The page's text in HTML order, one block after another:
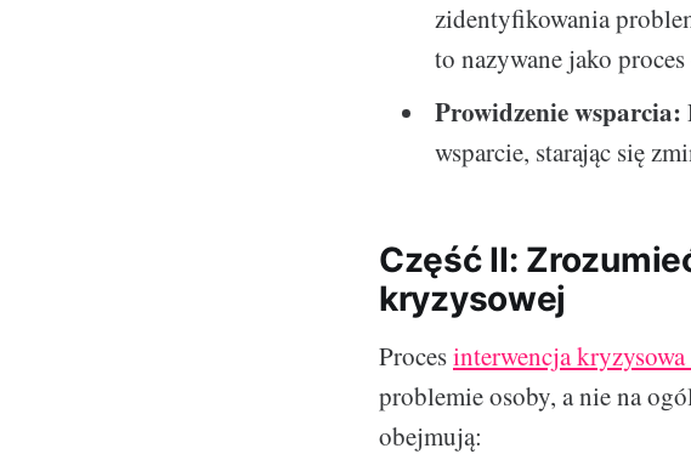
zidentyfikowania
to nazywane jako proces
Prowidzenie wsparcia:
wsparcie, starając się
Część II:
kryzysowej
Procesinterwencja kryzysowa
problemie osoby, a nie na
obejmują: